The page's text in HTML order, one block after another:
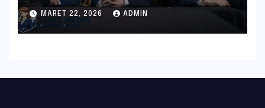
MARET 22, 2026 ADMIN